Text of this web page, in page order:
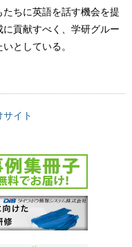
ちに英語を話す機会を提
貢献すべく、学研グルー
としている。
イト